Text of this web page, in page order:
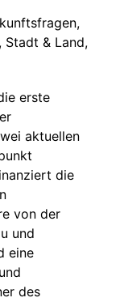
Stadt & Land,
erste
aktuellen
die
von der
und
eine
des